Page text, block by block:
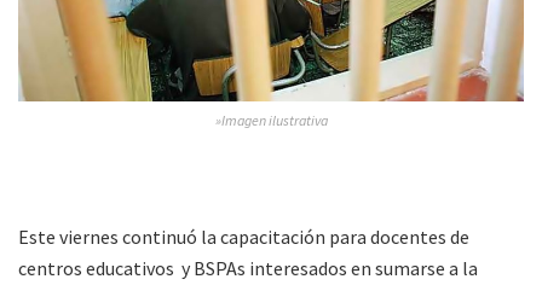
»Imagen ilustrativa
Este viernes continuó la capacitación para docentes de
centros educativos y BSPAs interesados en sumarse a la